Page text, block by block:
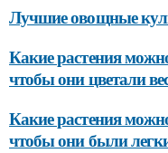
Лучшие овощные
Какие растения
чтобы они цветали
Какие растения
чтобы они были